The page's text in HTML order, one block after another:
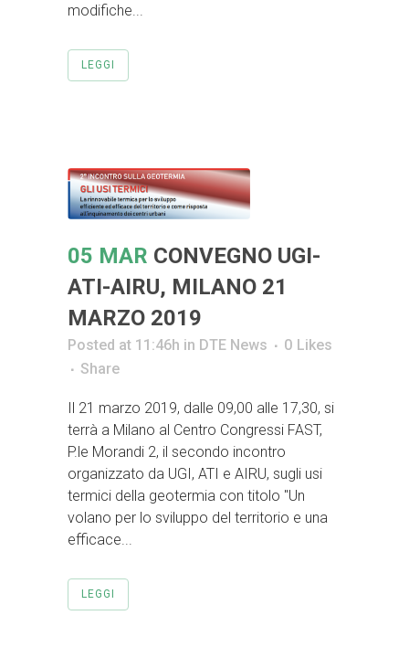
modifiche...
LEGGI
05 MAR CONVEGNO UGI-
ATI-AIRU, MILANO 21
MARZO 2019
Posted at 11:46h in DTE News 0 Likes
Share
Il 21 marzo 2019, dalle 09,00 alle 17,30, si
terrà a Milano al Centro Congressi FAST,
P.le Morandi 2, il secondo incontro
organizzato da UGI, ATI e AIRU, sugli usi
termici della geotermia con titolo "Un
volano per lo sviluppo del territorio e una
efficace...
LEGGI